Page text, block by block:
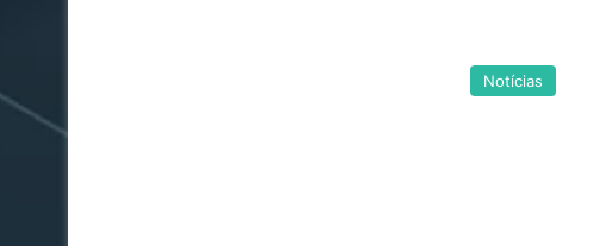
Notícias